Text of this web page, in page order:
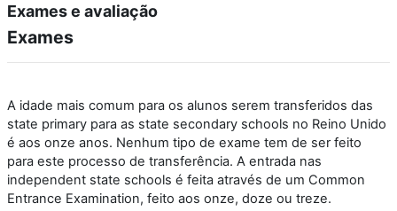
Exames e avaliação
Exames
A idade mais comum para os alunos serem transferidos das
state primary para as state secondary schools no Reino Unido
é aos onze anos. Nenhum tipo de exame tem de ser feito
para este processo de transferência. A entrada nas
independent state schools é feita através de um Common
Entrance Examination, feito aos onze, doze ou treze.